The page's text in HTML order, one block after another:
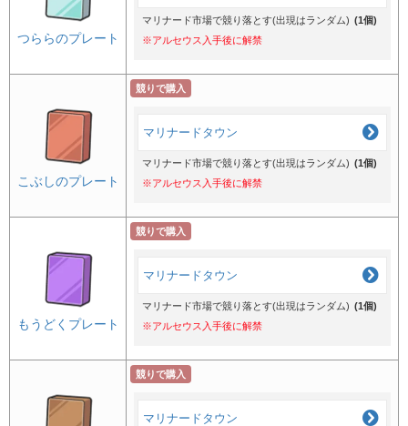
つららのプレート
マリナード市場で競り落とす(出現はランダム) (1個)
※アルセウス入手後に解禁
こぶしのプレート
競りで購入
マリナードタウン
マリナード市場で競り落とす(出現はランダム) (1個)
※アルセウス入手後に解禁
もうどくプレート
競りで購入
マリナードタウン
マリナード市場で競り落とす(出現はランダム) (1個)
※アルセウス入手後に解禁
競りで購入
マリナードタウン